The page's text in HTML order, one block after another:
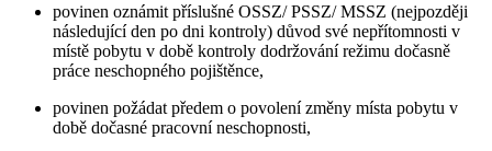
povinen oznámit příslušné OSSZ/ PSSZ/ MSSZ (nejpozději
následující den po dni kontroly) důvod své nepřítomnosti v
místě pobytu v době kontroly dodržování režimu dočasně
práce neschopného pojištěnce,
povinen požádat předem o povolení změny místa pobytu v
době dočasné pracovní neschopnosti,